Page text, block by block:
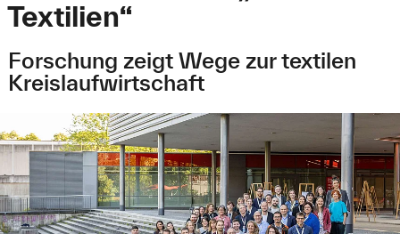
Textilien“
Forschung zeigt Wege zur textilen
Kreislaufwirtschaft